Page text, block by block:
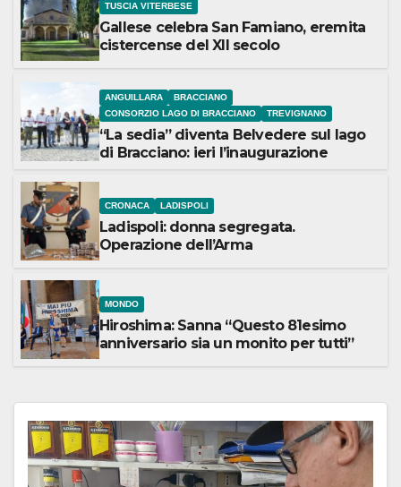
TUSCIA VITERBESE
Gallese celebra San Famiano, eremita
cistercense del XII secolo
ANGUILLARA
BRACCIANO
CONSORZIO LAGO DI BRACCIANO
TREVIGNANO
“La sedia” diventa Belvedere sul lago
di Bracciano: ieri l’inaugurazione
CRONACA LADISPOLI
Ladispoli: donna segregata.
Operazione dell’Arma
MONDO
Hiroshima: Sanna “Questo 81esimo
anniversario sia un monito per tutti”